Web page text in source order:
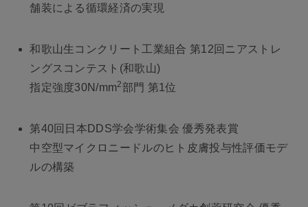
舗装による循環経済の実現
和歌山生コンクリート工業組合 第12回ニアストレ
ングスコンテスト(和歌山)
指定強度30N/mm2部門 第1位
第40回日本DDS学会学術集会 優秀発表賞
中空型マイクロニードルのヒト皮膚投与性評価モデ
ルの構築